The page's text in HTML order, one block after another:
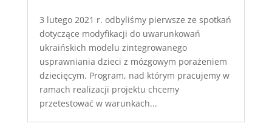
3 lutego 2021 r. odbyliśmy pierwsze ze spotkań
dotyczące modyfikacji do uwarunkowań
ukraińskich modelu zintegrowanego
usprawniania dzieci z mózgowym porażeniem
dziecięcym. Program, nad którym pracujemy w
ramach realizacji projektu chcemy
przetestować w warunkach...